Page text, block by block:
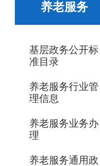
养老服务
基层政务公开标
准目录
养老服务行业管
理信息
养老服务业务办
理
养老服务通用政